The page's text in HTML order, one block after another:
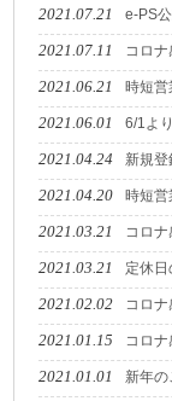
2021.07.21 e-PS
2021.07.11 コロ
2021.06.21 時短
2021.06.01 6/1よ
2021.04.24 新規
2021.04.20 時短
2021.03.21 コロ
2021.03.21 定休
2021.02.02 コロ
2021.01.15 コロ
2021.01.01 新年